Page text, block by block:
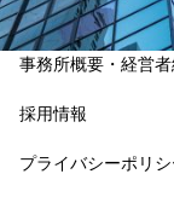
事務所概要・経営
採用情報
プライバシーポリシ